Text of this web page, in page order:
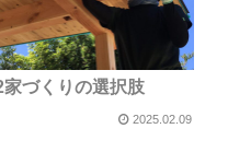
家づくりの選択肢
2025.02.09